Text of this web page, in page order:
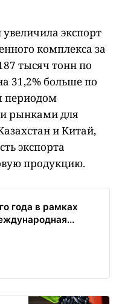
экспорт
комплекса за
тысяч тонн по
31,2% больше по
периодом
рынками для
и Китай,
экспорта
продукцию.
года в рамках